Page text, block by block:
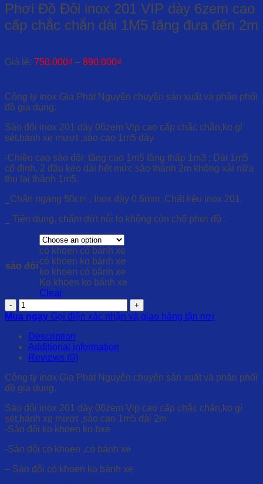
Phơi Đồ Đôi inox 201 VIP dày 6zem cao
cấp chắc chắn dài 1M5 tăng đưa đến 2m
Giá lẻ: 750.000₫ – 890.000₫
Công ty inox Gia Phát Nguyên chuyên sản xuất và phân phối
đồ gia dụng.
Sào đôi inox 201 dày 06zem Vip cao cấp chắc chắn,ko gỉ
sét,bánh xe mượt ,sào cao 1m5 dày
-Chiều cao sào đôi: tầng cao 1m5 tầng thấp 1m3 ; Dài 1m5
cố định, 2 đầu kéo dài hết mức sào thành 2m không xài nữa
thu lại thành 1m5.
_Chân ngang 50cm , Inox dày 0.6mm ,Chất liệu inox 201.
_ Tiện dụng, chấm dứt nỗi lo không còn chổ phơi đồ .
sào đôi
có khoen có bánh xe
có khoen ko bánh xe
ko khoen có bánh xe
Ko khoen ko bánh xe
Clear
Quantity
Mua ngay Gọi điện xác nhận và giao hàng tận nơi
Description
Additional information
Reviews (0)
Công ty inox Gia Phát Nguyên chuyên sản xuất và phân phối
đồ gia dụng.
Sào đôi inox 201 dày 06zem Vip cao cấp chắc chắn,ko gỉ
sét,bánh xe mượt ,sào cao 1m5 dài 2m
-Sào đôi ko khoen ko bxe
-Sào đôi có khoen ,có bánh xe
– Sào đôi có khoen ko bánh xe